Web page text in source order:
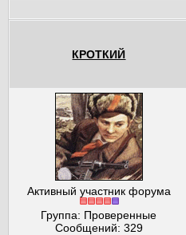
КРОТКИЙ
Активный участник форума
Группа: Проверенные
Сообщений: 329